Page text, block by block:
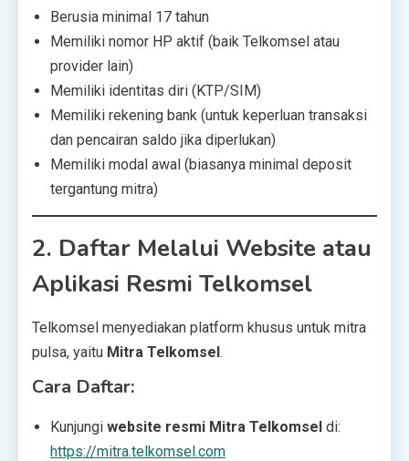
Berusia minimal 17 tahun
Memiliki nomor HP aktif (baik Telkomsel atau
provider lain)
Memiliki identitas diri (KTP/SIM)
Memiliki rekening bank (untuk keperluan transaksi
dan pencairan saldo jika diperlukan)
Memiliki modal awal (biasanya minimal deposit
tergantung mitra)
2. Daftar Melalui Website atau
Aplikasi Resmi Telkomsel
Telkomsel menyediakan platform khusus untuk mitra
pulsa, yaitu Mitra Telkomsel.
Cara Daftar:
Kunjungi website resmi Mitra Telkomsel di:
https://mitra.telkomsel.com